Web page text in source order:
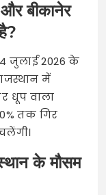
बीकानेर
जुलाई 2026 के
में
धूप वाला
तक गिर
के मौसम